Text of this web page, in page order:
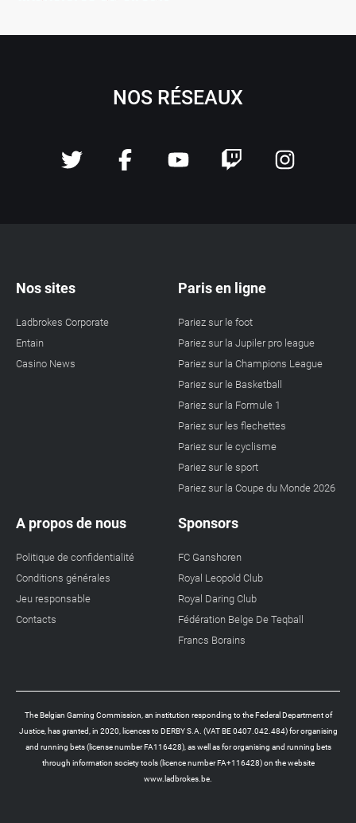
NOS RÉSEAUX
Nos sites
Ladbrokes Corporate
Entain
Casino News
Paris en ligne
Pariez sur le foot
Pariez sur la Jupiler pro league
Pariez sur la Champions League
Pariez sur le Basketball
Pariez sur la Formule 1
Pariez sur les flechettes
Pariez sur le cyclisme
Pariez sur le sport
Pariez sur la Coupe du Monde 2026
A propos de nous
Politique de confidentialité
Conditions générales
Jeu responsable
Contacts
Sponsors
FC Ganshoren
Royal Leopold Club
Royal Daring Club
Fédération Belge De Teqball
Francs Borains
The Belgian Gaming Commission, an institution responding to the Federal Department of
Justice, has granted, in 2020, licences to DERBY S.A. (VAT BE 0407.042.484) for organising
and running bets (license number FA116428), as well as for organising and running bets
through information society tools (licence number FA+116428) on the website
www.ladbrokes.be.